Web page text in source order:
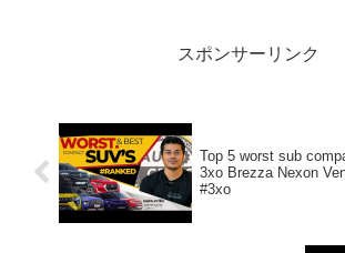
スポンサーリンク
Top 5 worst sub
3xo Brezza Nexon
#3xo